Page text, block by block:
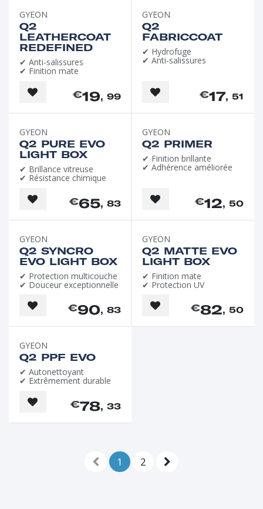
GYEON
Q2
LEATHERCOAT
REDEFINED
✔ Anti-salissures
✔ Finition mate
€19, 99
GYEON
Q2
FABRICCOAT
✔ Hydrofuge
✔ Anti-salissures
€17, 51
GYEON
Q2 PURE EVO
LIGHT BOX
✔ Brillance vitreuse
✔ Résistance chimique
€65, 83
GYEON
Q2 PRIMER
✔ Finition brillante
✔ Adhérence améliorée
€12, 50
GYEON
Q2 SYNCRO
EVO LIGHT BOX
✔ Protection multicouche
✔ Douceur exceptionnelle
€90, 83
GYEON
Q2 MATTE EVO
LIGHT BOX
✔ Finition mate
✔ Protection UV
€82, 50
GYEON
Q2 PPF EVO
✔ Autonettoyant
✔ Extrêmement durable
€78, 33
1 2